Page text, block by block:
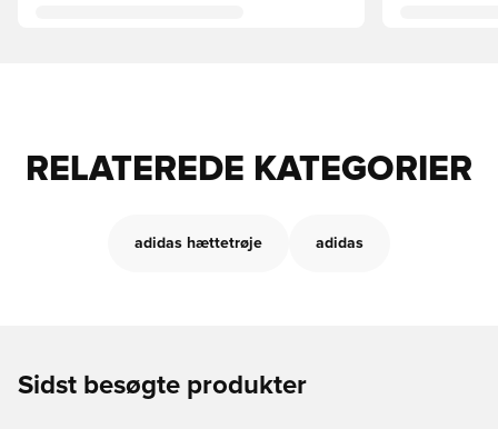
RELATEREDE KATEGORIER
adidas hættetrøje adidas
Sidst besøgte produkter